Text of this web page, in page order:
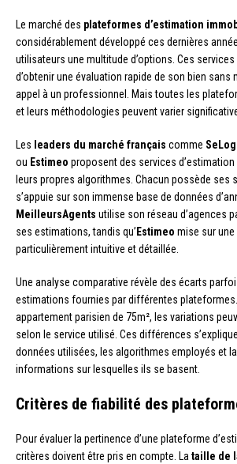
Le marché des plateformes d’estimation
considérablement développé ces dernières
utilisateurs une multitude d’options. Ces
d’obtenir une évaluation rapide de son bien sans
appel à un professionnel. Mais toutes les
et leurs méthodologies peuvent varier
Les leaders du marché français comme
ou Estimeo proposent des services
leurs propres algorithmes. Chacun possède ses
s’appuie sur son immense base de données
MeilleursAgents utilise son réseau d’agences
ses estimations, tandis qu’ Estimeo mise sur
particulièrement intuitive et détaillée.
Une analyse comparative révèle des écarts
estimations fournies par différentes
appartement parisien de 75m², les variations
selon le service utilisé. Ces différences
données utilisées, les algorithmes employés et
informations sur lesquelles ils se basent.
Critères de fiabilité des
Pour évaluer la pertinence d’une plateforme
critères doivent être pris en compte. Lataille de